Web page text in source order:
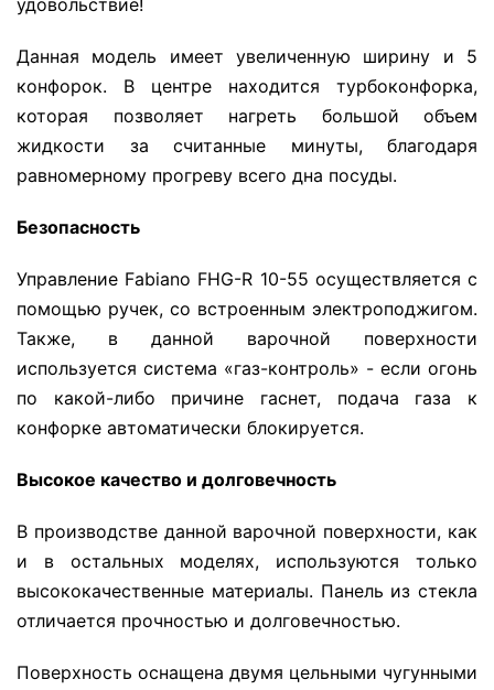
удовольствие!
Данная модель имеет увеличенную ширину и 5
конфорок. В центре находится турбоконфорка,
которая позволяет нагреть большой объем
жидкости за считанные минуты, благодаря
равномерному прогреву всего дна посуды.
Безопасность
Управление Fabiano FHG-R 10-55 осуществляется с
помощью ручек, со встроенным электроподжигом.
Также, в данной варочной поверхности
используется система «газ-контроль» - если огонь
по какой-либо причине гаснет, подача газа к
конфорке автоматически блокируется.
Высокое качество и долговечность
В производстве данной варочной поверхности, как
и в остальных моделях, используются только
высококачественные материалы. Панель из стекла
отличается прочностью и долговечностью.
Поверхность оснащена двумя цельными чугунными